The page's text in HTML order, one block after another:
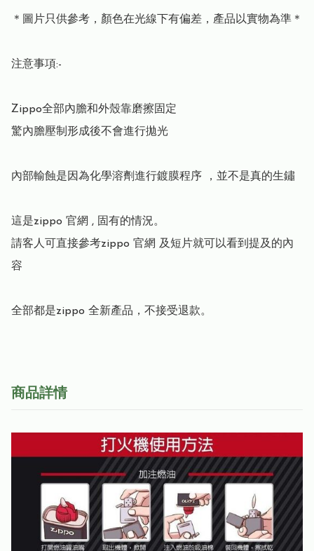
＊圖片只供參考，顏色在光線下有偏差，產品以實物為準＊
注意事項:-
Zippo全部內膽和外殼靠磨擦固定
驚內膽壓制形成後不會進行拋光
內部輸蝕是因為化學溶劑進行鍍膜程序 ，並不是真的生鏽
這是zippo 官網 , 固有的情況。
請客人可直接參考zippo 官網 及短片就可以看到提及的內
容
全部都是zippo 全新產品，不接受退款。
商品詳情